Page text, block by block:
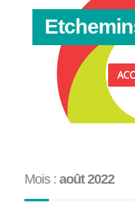
Mois : août 2022